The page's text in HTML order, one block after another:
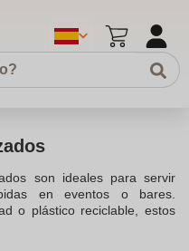
son ideales para servir
en eventos o bares.
o plástico reciclable, estos
tu empresa o un diseño